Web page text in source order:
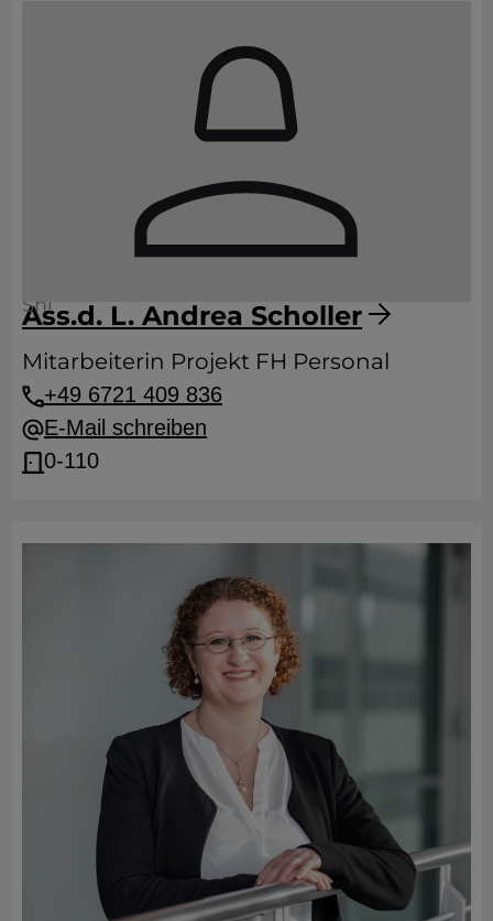
Ass.d. L. Andrea Scholler
Shl
Mitarbeiterin Projekt FH Personal
+49 6721 409 836
E-Mail schreiben
0-110